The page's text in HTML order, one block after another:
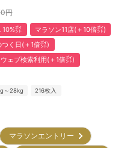
円
10%㌽
マラソン11店(＋10倍㌽)
く日(＋1倍㌽)
ウェブ検索利用(＋1倍㌽)
～28kg 216枚入
マラソンエントリー